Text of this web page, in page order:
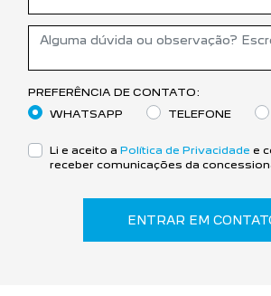
PREFERÊNCIA DE CONTATO:
WHATSAPP
TELEFONE
Li e aceito a Política de Privacidade e
receber comunicações da
ENTRAR EM